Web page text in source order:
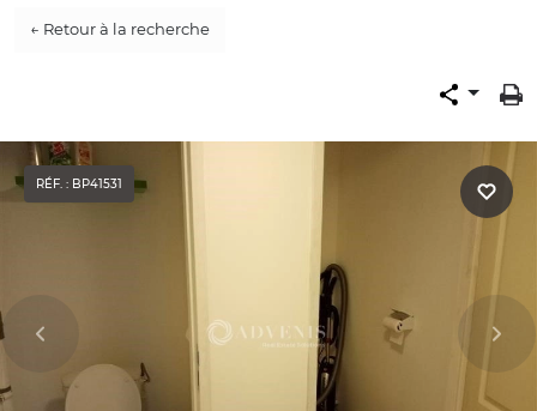
← Retour à la recherche
RÉF. : BP41531